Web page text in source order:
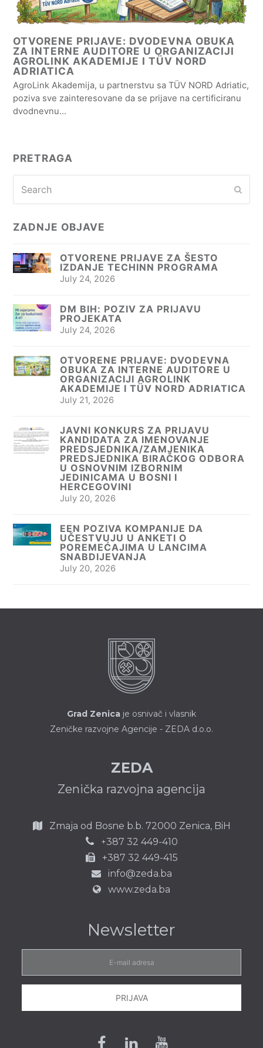
OTVORENE PRIJAVE: DVODEVNA OBUKA
ZA INTERNE AUDITORE U ORGANIZACIJI
AGROLINK AKADEMIJE I TÜV NORD
ADRIATICA
AgroLink Akademija, u partnerstvu sa TÜV NORD Adriatic,
poziva sve zainteresovane da se prijave na certificiranu
dvodnevnu…
PRETRAGA
ZADNJE OBJAVE
OTVORENE PRIJAVE ZA ŠESTO
IZDANJE TECHINN PROGRAMA
July 24, 2026
DM BIH: POZIV ZA PRIJAVU
PROJEKATA
July 24, 2026
OTVORENE PRIJAVE: DVODEVNA
OBUKA ZA INTERNE AUDITORE U
ORGANIZACIJI AGROLINK
AKADEMIJE I TÜV NORD ADRIATICA
July 21, 2026
JAVNI KONKURS ZA PRIJAVU
KANDIDATA ZA IMENOVANJE
PREDSJEDNIKA/ZAMJENIKA
PREDSJEDNIKA BIRAČKOG ODBORA
U OSNOVNIM IZBORNIM
JEDINICAMA U BOSNI I
HERCEGOVINI
July 20, 2026
EEN POZIVA KOMPANIJE DA
UČESTVUJU U ANKETI O
POREMEĆAJIMA U LANCIMA
SNABDIJEVANJA
July 20, 2026
Grad Zenica je osnivač i vlasnik
Zeničke razvojne Agencije - ZEDA d.o.o.
ZEDA
Zenička razvojna agencija
Zmaja od Bosne b.b. 72000 Zenica, BiH
+387 32 449-410
+387 32 449-415
info@zeda.ba
www.zeda.ba
Newsletter
mail
adresa
PRIJAVA
Facebook
LinkedinYoutube